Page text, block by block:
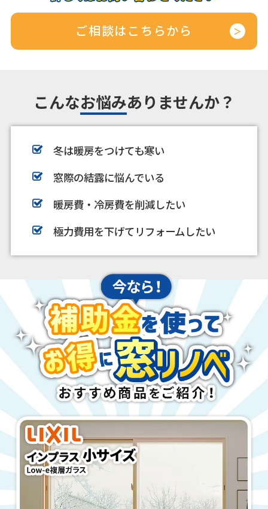
ご相談はこちらから
こんなお悩みありませんか？
冬は暖房をつけても寒い
窓際の結露に悩んでいる
暖房費・冷房費を削減したい
極力費用を下げてリフォームしたい